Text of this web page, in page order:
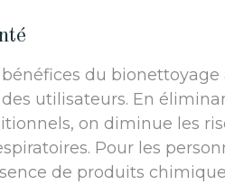
du
utilisateurs. En
on diminue les
Pour les
de produits